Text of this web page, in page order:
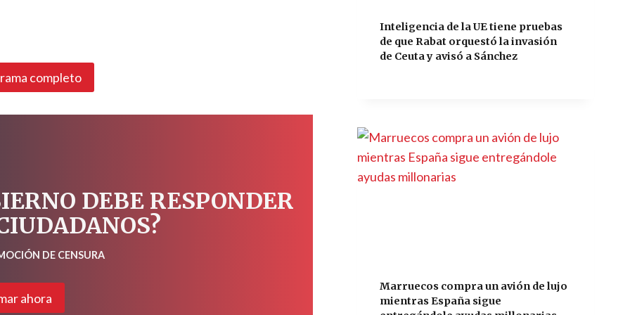
completo
DEBE RESPONDER
DE CENSURA
ahora
Inteligencia de la UE tiene pruebas
de que Rabat orquestó la invasión
de Ceuta y avisó a Sánchez
Marruecos compra un avión de lujo
mientras España sigue